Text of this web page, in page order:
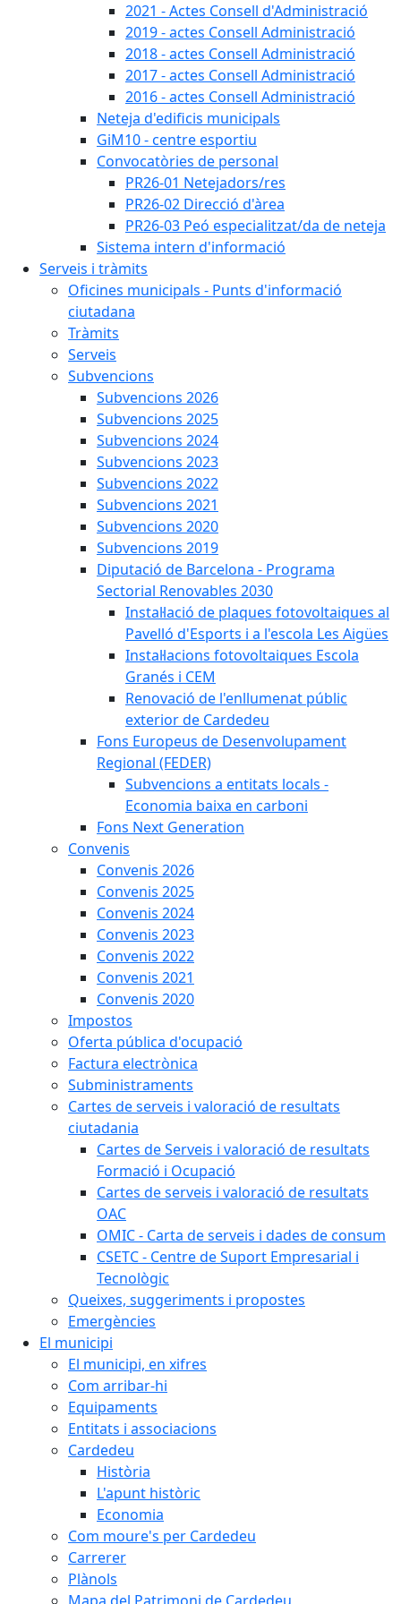
2021 - Actes Consell d'Administració
2019 - actes Consell Administració
2018 - actes Consell Administració
2017 - actes Consell Administració
2016 - actes Consell Administració
Neteja d'edificis municipals
GiM10 - centre esportiu
Convocatòries de personal
PR26-01 Netejadors/res
PR26-02 Direcció d'àrea
PR26-03 Peó especialitzat/da de neteja
Sistema intern d'informació
Serveis i tràmits
Oficines municipals - Punts d'informació
ciutadana
Tràmits
Serveis
Subvencions
Subvencions 2026
Subvencions 2025
Subvencions 2024
Subvencions 2023
Subvencions 2022
Subvencions 2021
Subvencions 2020
Subvencions 2019
Diputació de Barcelona - Programa
Sectorial Renovables 2030
Instal·lació de plaques fotovoltaiques al
Pavelló d'Esports i a l'escola Les Aigües
Instal·lacions fotovoltaiques Escola
Granés i CEM
Renovació de l'enllumenat públic
exterior de Cardedeu
Fons Europeus de Desenvolupament
Regional (FEDER)
Subvencions a entitats locals -
Economia baixa en carboni
Fons Next Generation
Convenis
Convenis 2026
Convenis 2025
Convenis 2024
Convenis 2023
Convenis 2022
Convenis 2021
Convenis 2020
Impostos
Oferta pública d'ocupació
Factura electrònica
Subministraments
Cartes de serveis i valoració de resultats
ciutadania
Cartes de Serveis i valoració de resultats
Formació i Ocupació
Cartes de serveis i valoració de resultats
OAC
OMIC - Carta de serveis i dades de consum
CSETC - Centre de Suport Empresarial i
Tecnològic
Queixes, suggeriments i propostes
Emergències
El municipi
El municipi, en xifres
Com arribar-hi
Equipaments
Entitats i associacions
Cardedeu
Història
L'apunt històric
Economia
Com moure's per Cardedeu
Carrerer
Plànols